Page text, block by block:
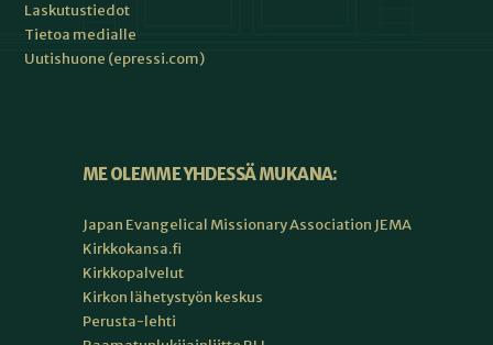
Laskutustiedot
Tietoa medialle
Uutishuone (epressi.com)
ME OLEMME YHDESSÄ MUKANA:
Japan Evangelical Missionary Association JEMA
Kirkkokansa.fi
Kirkkopalvelut
Kirkon lähetystyön keskus
Perusta-lehti